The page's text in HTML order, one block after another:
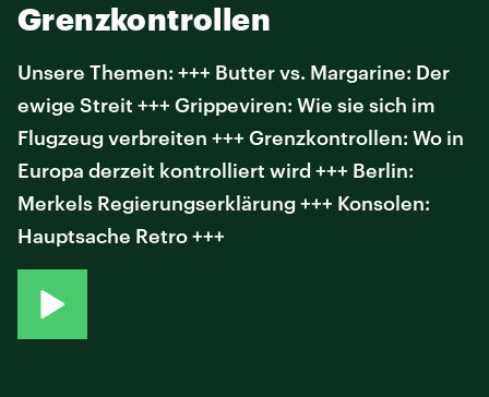
Grenzkontrollen
Unsere Themen: +++ Butter vs. Margarine: Der
ewige Streit +++ Grippeviren: Wie sie sich im
Flugzeug verbreiten +++ Grenzkontrollen: Wo in
Europa derzeit kontrolliert wird +++ Berlin:
Merkels Regierungserklärung +++ Konsolen:
Hauptsache Retro +++